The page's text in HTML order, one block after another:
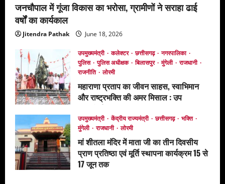
जनचौपाल में गूंजा विकास का भरोसा, ग्रामीणों ने सराहा ढाई
वर्षों का कार्यकाल
Jitendra Pathak June 18, 2026
उपमुख्यमंत्री कलेक्टर छत्तीसगढ़
नगरपालिका
पुलिस
पुलिस अधीक्षक बिलासपुर मुंगेली
राजधानी
राजनीति
लोरमी
महाराणा प्रताप का जीवन साहस, स्वाभिमान
और राष्ट्रभक्ति की अमर मिसाल : उप
मुख्यमंत्री अरुण साव*
June 17, 2026
उपमुख्यमंत्री केंद्रीय राज्यमंत्री छत्तीसगढ़
भक्ति
मुंगेली
राजधानी लोरमी
मां शीतला मंदिर में माता जी का तीन दिवसीय
प्राण प्रतिष्ठा एवं मूर्ति स्थापना कार्यक्रम 15 से
17 जून तक